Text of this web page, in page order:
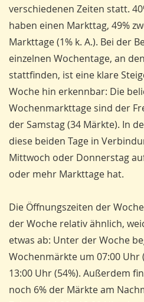
verschiedenen Zeiten statt.
haben einen Markttag, 49%
Markttage (1% k. A.). Bei der
einzelnen Wochentage, an
stattfinden, ist eine klare
Woche hin erkennbar: Die
Wochenmarkttage sind der
der Samstag (34 Märkte). In
diese beiden Tage in
Mittwoch oder Donnerstag
oder mehr Markttage hat.
Die Öffnungszeiten der
der Woche relativ ähnlich,
etwas ab: Unter der Woche
Wochenmärkte um 07:00 Uhr
13:00 Uhr (54%). Außerdem
noch 6% der Märkte am